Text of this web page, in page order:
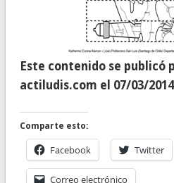
Este contenido se publicó
actiludis.com el 07/03/2014
Comparte esto:
Facebook Twitter
Correo electrónico